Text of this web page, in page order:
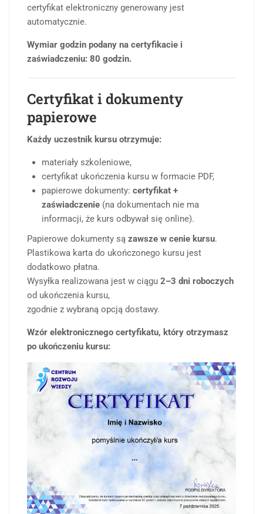
certyfikat elektroniczny generowany jest
automatycznie.
Wymiar godzin podany na certyfikacie i
zaświadczeniu: 80 godzin.
Certyfikat i dokumenty
papierowe
Każdy uczestnik kursu otrzymuje:
materiały szkoleniowe,
certyfikat ukończenia kursu w formacie PDF,
papierowe dokumenty: certyfikat +
zaświadczenie (na dokumentach nie ma
informacji, że kurs odbywał się online).
Papierowe dokumenty są zawsze w cenie kursu.
Plastikowa karta do ukończonego kursu jest
dodatkowo płatna.
Wysyłka realizowana jest w ciągu 2–3 dni roboczych
od ukończenia kursu,
zgodnie z wybraną opcją dostawy.
Wzór elektronicznego certyfikatu, który otrzymasz
po ukończeniu kursu: